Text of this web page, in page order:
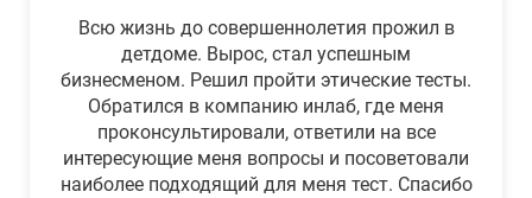
Всю жизнь до совершеннолетия прожил в
детдоме. Вырос, стал успешным
бизнесменом. Решил пройти этические тесты.
Обратился в компанию инлаб, где меня
проконсультировали, ответили на все
интересующие меня вопросы и посоветовали
наиболее подходящий для меня тест. Спасибо